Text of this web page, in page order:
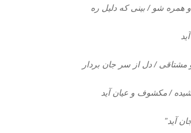
همره شو / بینی که دلیل ره
/ دل از سر جان بردار
/ مکشوف و عیان آید
آید”